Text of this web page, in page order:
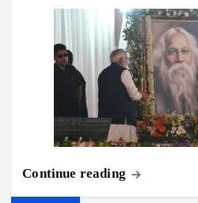
Continue reading